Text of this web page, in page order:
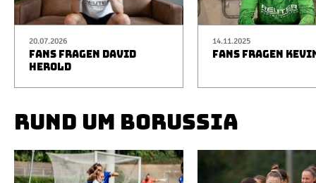
20.07.2026
FANS FRAGEN DAVID
HEROLD
14.11.2025
FANS FRAGEN
RUND UM BORUSSIA